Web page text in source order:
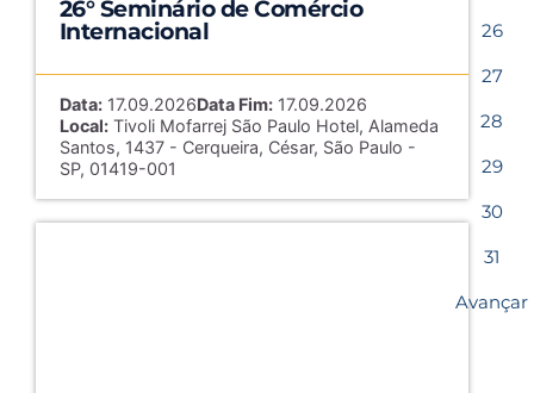
26° Seminário de Comércio
Internacional
Data:17.09.2026Data Fim:17.09.2026
Local:Tivoli Mofarrej São Paulo Hotel, Alameda
Santos, 1437 - Cerqueira, César, São Paulo -
SP, 01419-001
26
27
28
29
30
31
Avançar